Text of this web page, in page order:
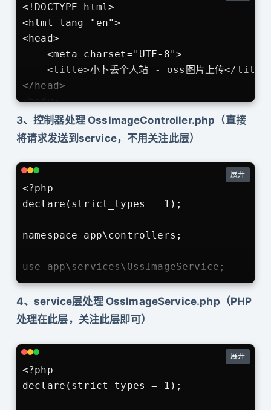
<!DOCTYPE html>
<html lang="en">
<head>
    <meta charset="UTF-8">
<title>小卜丢个人站 - oss图片上传</
</head>
<body>
<form action="oss-image/upload-
        <label for="file">文件名：</label>
<input type="submit"
</body>
3、控制器处理 OssImageController.php（直接
将请求发送到service，不用关注此层）
展开
<?php
declare(strict_types = 1);
namespace app\controllers;
use app\services\OssImageService;
class OssImageController extends
{
     * oss上传图片
     * @return string
     * @throws \OSS\Core\OssException
4、service层处理 OssImageService.php（PHP
处理在此层，关注此层即可）
展开
<?php
declare(strict_types = 1);